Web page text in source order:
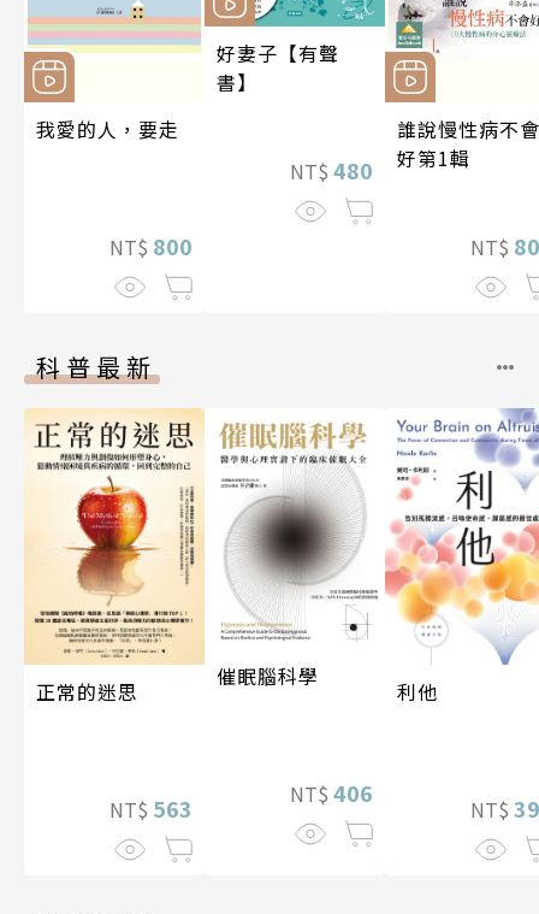
我愛的人，要走
NT$ 800
好妻子【有聲
書】
NT$ 480
誰說慢性病不會
好第1輯
NT$
科普最新
正常的迷思
NT$ 563
催眠腦科學
NT$ 406
利他
NT$